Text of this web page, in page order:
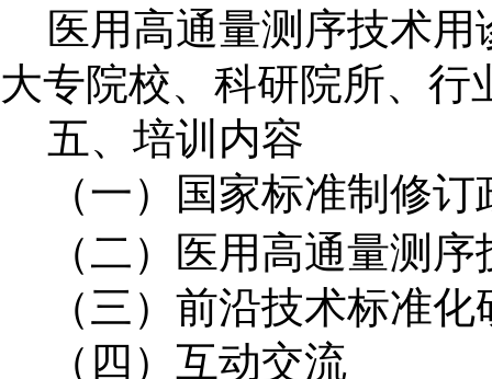
医用高通量测序技术
大专院校、科研院所、行
五、培训内容
（一）国家标准制修
（二）医用高通量测
（三）前沿技术标准
（四）互动交流